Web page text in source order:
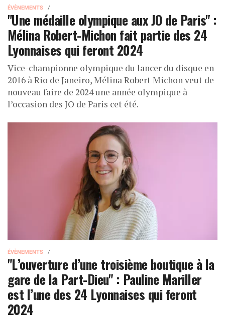
ÉVÈNEMENTS
"Une médaille olympique aux JO de Paris" :
Mélina Robert-Michon fait partie des 24
Lyonnaises qui feront 2024
Vice-championne olympique du lancer du disque en
2016 à Rio de Janeiro, Mélina Robert Michon veut de
nouveau faire de 2024 une année olympique à
l’occasion des JO de Paris cet été.
ÉVÈNEMENTS
"L’ouverture d’une troisième boutique à la
gare de la Part-Dieu" : Pauline Mariller
est l’une des 24 Lyonnaises qui feront
2024